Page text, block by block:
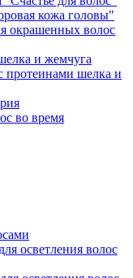
кожа головы"
окрашенных волос
и жемчуга
протеинами шелка и
во время
осветления волос